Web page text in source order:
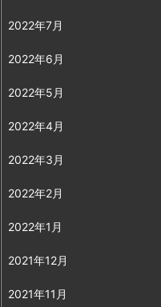
2022年7月
2022年6月
2022年5月
2022年4月
2022年3月
2022年2月
2022年1月
2021年12月
2021年11月